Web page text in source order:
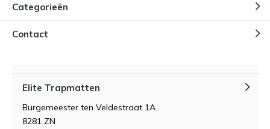
Categorieën
Contact
Elite Trapmatten
Burgemeester ten Veldestraat 1A
8281 ZN